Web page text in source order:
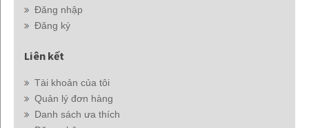
Đăng nhập
Đăng ký
Liên kết
Tài khoản của tôi
Quản lý đơn hàng
Danh sách ưa thích